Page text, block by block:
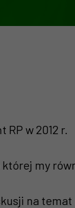
w 2012 r.
której my
na